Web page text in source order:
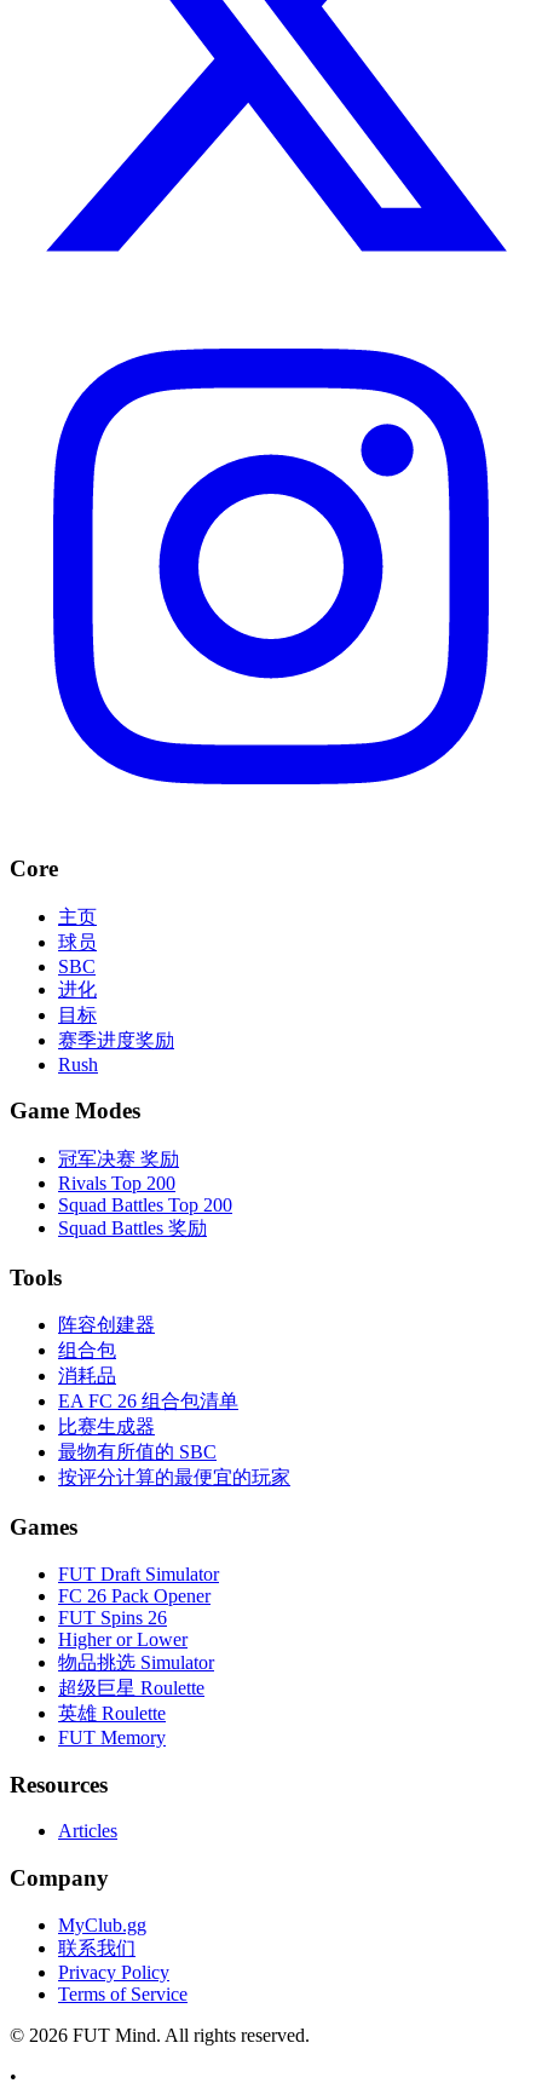
Core
主页
球员
SBC
进化
目标
赛季进度奖励
Rush
Game Modes
冠军决赛 奖励
Rivals Top 200
Squad Battles Top 200
Squad Battles 奖励
Tools
阵容创建器
组合包
消耗品
EA FC 26 组合包清单
比赛生成器
最物有所值的 SBC
按评分计算的最便宜的玩家
Games
FUT Draft Simulator
FC 26 Pack Opener
FUT Spins 26
Higher or Lower
物品挑选 Simulator
超级巨星 Roulette
英雄 Roulette
FUT Memory
Resources
Articles
Company
MyClub.gg
联系我们
Privacy Policy
Terms of Service
© 2026 FUT Mind. All rights reserved.
•